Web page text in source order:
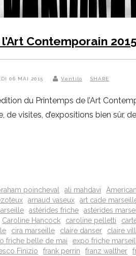
Contemporain
06 MAI 2015 Ventilo SHARE
du Printemps de l’Art
de visites, d’expositions bien sûr,
poincheval ali mahdavi
arnaud vaseux art cade
astérides friche astérides
Caroline Hancock caroline pelletti
cira marseille claire danser claire
friche belle de mai expo friche
Finizio frank perrin franz walther